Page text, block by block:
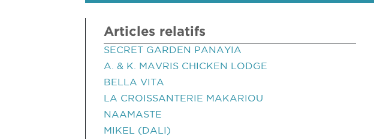
Articles relatifs
SECRET GARDEN PANAYIA
A. & K. MAVRIS CHICKEN LODGE
BELLA VITA
LA CROISSANTERIE MAKARIOU
NAAMASTE
MIKEL (DALI)